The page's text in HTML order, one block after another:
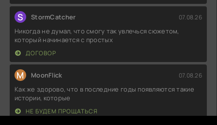
S StormCatcher 07.08.26
Никогда не думал, что смогу так увлечься сюжетом,
который начинается с простых
ДОГОВОР
M MoonFlick 07.08.26
Как же здорово, что в последние годы появляются такие
истории, которые
НЕ БУДЕМ ПРОЩАТЬСЯ